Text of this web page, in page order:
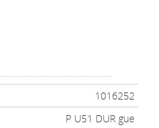
1016252
P U51 DUR gue